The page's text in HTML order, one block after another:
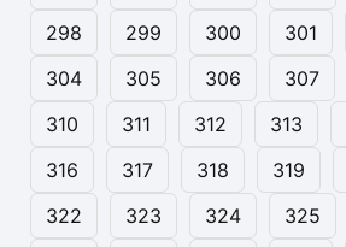
298
299 300 301
304
305 306 307
310
311 312 313
316
317 318 319
322
323 324 325